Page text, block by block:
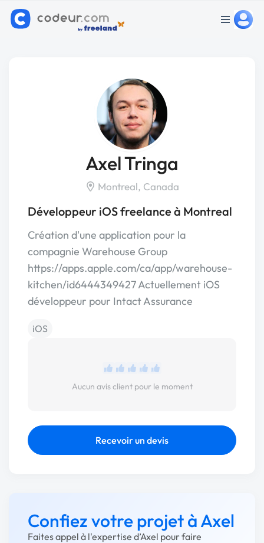
Axel Tringa
Montreal, Canada
Développeur iOS freelance à Montreal
Création d'une application pour la
compagnie Warehouse Group
https://apps.apple.com/ca/app/warehouse-
kitchen/id6444349427 Actuellement iOS
développeur pour Intact Assurance
iOS
Aucun avis client pour le moment
Recevoir un devis
Confiez votre projet à Axel
Faites appel à l'expertise d’Axel pour faire